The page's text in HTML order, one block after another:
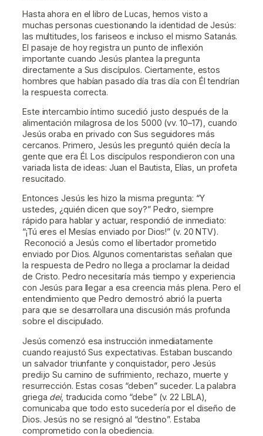
Hasta ahora en el libro de Lucas, hemos visto a
muchas personas cuestionando la identidad de Jesús:
las multitudes, los fariseos e incluso el mismo Satanás.
El pasaje de hoy registra un punto de inflexión
importante cuando Jesús plantea la pregunta
directamente a Sus discípulos. Ciertamente, estos
hombres que habían pasado día tras día con Él tendrían
la respuesta correcta.
Este intercambio íntimo sucedió justo después de la
alimentación milagrosa de los 5000 (vv. 10–17), cuando
Jesús oraba en privado con Sus seguidores más
cercanos. Primero, Jesús les preguntó quién decía la
gente que era Él. Los discípulos respondieron con una
variada lista de ideas: Juan el Bautista, Elías, un profeta
resucitado.
Entonces Jesús les hizo la misma pregunta: “Y
ustedes, ¿quién dicen que soy?” Pedro, siempre
rápido para hablar y actuar, respondió de inmediato:
“¡Tú eres el Mesías enviado por Dios!” (v. 20 NTV).
Reconoció a Jesús como el libertador prometido
enviado por Dios. Algunos comentaristas señalan que
la respuesta de Pedro no llega a proclamar la deidad
de Cristo. Pedro necesitaría más tiempo y experiencia
con Jesús para llegar a esa creencia más plena. Pero el
entendimiento que Pedro demostró abrió la puerta
para que se desarrollara una discusión más profunda
sobre el discipulado.
Jesús comenzó esa instrucción inmediatamente
cuando reajustó Sus expectativas. Estaban buscando
un salvador triunfante y conquistador, pero Jesús
predijo Su camino de sufrimiento, rechazo, muerte y
resurrección. Estas cosas “deben” suceder. La palabra
griega dei, traducida como “debe” (v. 22 LBLA),
comunicaba que todo esto sucedería por el diseño de
Dios. Jesús no se resignó al “destino”. Estaba
comprometido con la obediencia.